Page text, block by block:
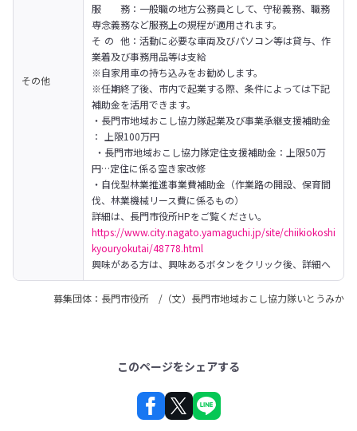
その他
服　　務：一般職の地方公務員として、守秘義務、職務
専念義務など服務上の規程が適用されます。
そ の  他：活動に必要な車両及びパソコン等は貸与、作
業着及び事務用品等は支給
※自家用車の持ち込みをお勧めします。
※任期終了後、市内で起業する際、条件によっては下記
補助金を活用できます。
・長門市地域おこし協力隊起業及び事業承継支援補助金
： 上限100万円
円…定住に係る空き家改修
・自伐型林業推進事業費補助金（作業路の開設、保育間
伐、林業機械リース費に係るもの）
https://www.city.nagato.yamaguchi.jp/site/chiikiokoshi
kyouryokutai/48778.html
興味がある方は、興味あるボタンをクリック後、詳細へ
募集団体：長門市役所 /（文）長門市地域おこし協力隊いとうみか
このページをシェアする